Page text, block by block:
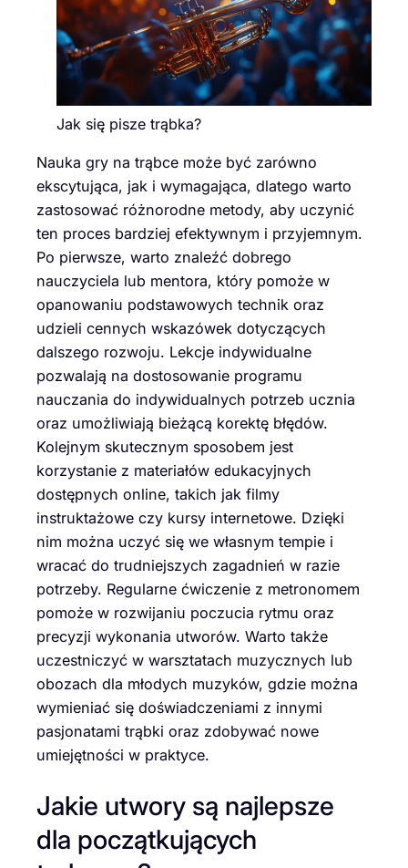
Jak się pisze trąbka?
Nauka gry na trąbce może być zarówno
ekscytująca, jak i wymagająca, dlatego warto
zastosować różnorodne metody, aby uczynić
ten proces bardziej efektywnym i przyjemnym.
Po pierwsze, warto znaleźć dobrego
nauczyciela lub mentora, który pomoże w
opanowaniu podstawowych technik oraz
udzieli cennych wskazówek dotyczących
dalszego rozwoju. Lekcje indywidualne
pozwalają na dostosowanie programu
nauczania do indywidualnych potrzeb ucznia
oraz umożliwiają bieżącą korektę błędów.
Kolejnym skutecznym sposobem jest
korzystanie z materiałów edukacyjnych
dostępnych online, takich jak filmy
instruktażowe czy kursy internetowe. Dzięki
nim można uczyć się we własnym tempie i
wracać do trudniejszych zagadnień w razie
potrzeby. Regularne ćwiczenie z metronomem
pomoże w rozwijaniu poczucia rytmu oraz
precyzji wykonania utworów. Warto także
uczestniczyć w warsztatach muzycznych lub
obozach dla młodych muzyków, gdzie można
wymieniać się doświadczeniami z innymi
pasjonatami trąbki oraz zdobywać nowe
umiejętności w praktyce.
Jakie utwory są najlepsze
dla początkujących